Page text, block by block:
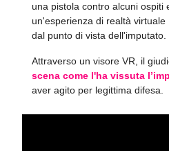
una pistola contro alcuni ospiti
un'esperienza di realtà
dal punto di vista dell'imputato.
Attraverso un visore VR, il
scena come l'ha vissuta
aver agito per legittima difesa.